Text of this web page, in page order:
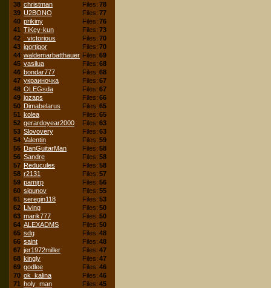
38 christman Files: 78
39 U2BONO Files: 77
40 prikiny Files: 76
41 TiKey-kun Files: 73
42
_victorious Files: 70
43 igortigor Files: 70
44 waldemarbatthauer Files: 69
45 vasilua Files: 68
46 bondar777 Files: 68
47 украиночка Files: 67
48 OLEGsda Files: 67
49 jozaps Files: 66
50 Dimabelarus Files: 65
51 kolea Files: 65
52 gerardoyear2000 Files: 63
53 Slovovery Files: 63
54 Valentin Files: 59
55 DanGuitarMan Files: 58
56 Sandre Files: 58
57 Reducules Files: 58
58 r2131 Files: 57
59 pamjrp Files: 56
60 sigunov Files: 55
61 seregin118 Files: 53
62 Living Files: 50
63 marik777 Files: 50
64 ALEXADMS Files: 50
65 sdg Files: 48
66 saint Files: 48
67 jer1972miller Files: 47
68 kingly Files: 47
69 godlee Files: 46
70 ok_kalina Files: 46
71 holy_man Files: 45